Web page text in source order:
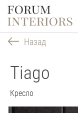
Назад
Tiago
Кресло